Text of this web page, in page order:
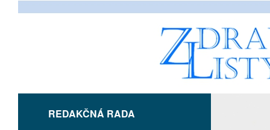
REDAKČNÁ RADA